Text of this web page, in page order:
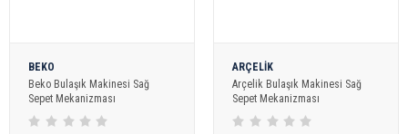
BEKO
Beko Bulaşık Makinesi Sağ
Sepet Mekanizması
ARÇELİK
Arçelik Bulaşık Makinesi Sağ
Sepet Mekanizması